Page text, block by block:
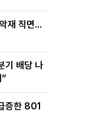
재 직면...
기 배당 나
증한 801